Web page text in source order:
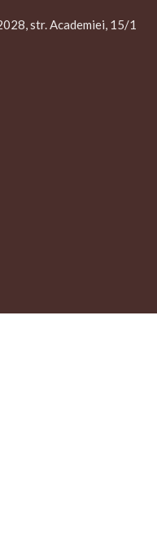
str. Academiei, 15/1